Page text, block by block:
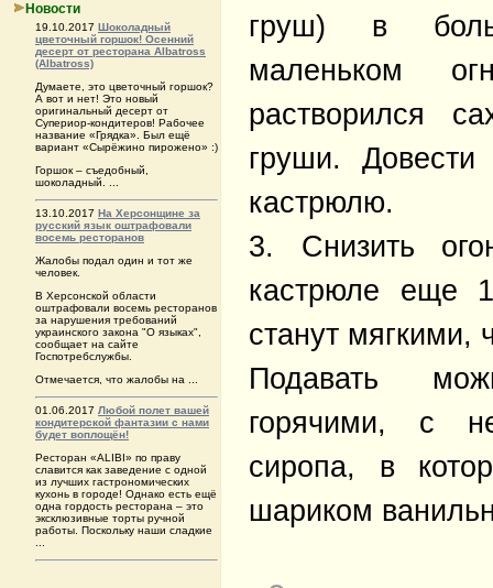
Новости
19.10.2017 Шоколадный
цветочный горшок! Осенний
десерт от ресторана Albatross
(Albatross)
Думаете, это цветочный горшок?
А вот и нет! Это новый
оригинальный десерт от
Супериор-кондитеров! Рабочее
название «Грядка». Был ещё
вариант «Сырёжино пирожено» :)
Горшок – съедобный,
шоколадный. ...
13.10.2017 На Херсонщине за
русский язык оштрафовали
восемь ресторанов
Жалобы подал один и тот же
человек.
В Херсонской области
оштрафовали восемь ресторанов
за нарушения требований
украинского закона "О языках",
сообщает на сайте
Госпотребслужбы.
Отмечается, что жалобы на ...
01.06.2017 Любой полет вашей
кондитерской фантазии с нами
будет воплощён!
Ресторан «ALIBI» по праву
славится как заведение с одной
из лучших гастрономических
кухонь в городе! Однако есть ещё
одна гордость ресторана – это
эксклюзивные торты ручной
работы. Поскольку наши сладкие
груш) в
маленьком
растворился
груши.
кастрюлю.
3. Снизить
кастрюле еще
станут мягкими,
Подавать
горячими, с
сиропа, в
шариком